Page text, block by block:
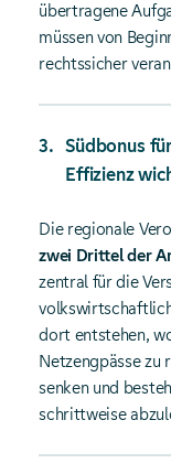
übertragene
müssen von
rechtssicher
Südbonus
Effizienz
Die regionale
zwei Drittel der
zentral für die
dort entstehen,
Netzengpässe zu
senken und
schrittweise